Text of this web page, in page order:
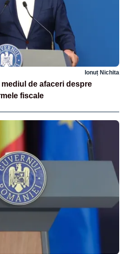
Ionuț Nichita
de afaceri despre
fiscale